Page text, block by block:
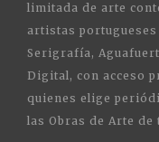
limitada de arte
artistas
Serigrafía,
Digital, con acceso
quienes elige
las Obras de Arte de